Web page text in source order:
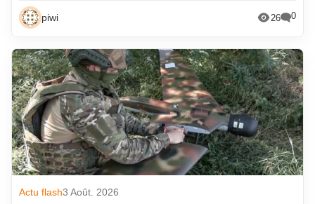
piwi 26 0
Actu flash3 Août. 2026